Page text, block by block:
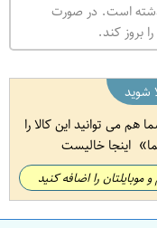
گذشته است. در صورت
بروز کند.
شوید
هم می توانید این کالا را
اینجا خالیست
موبایلتان را اضافه کنید